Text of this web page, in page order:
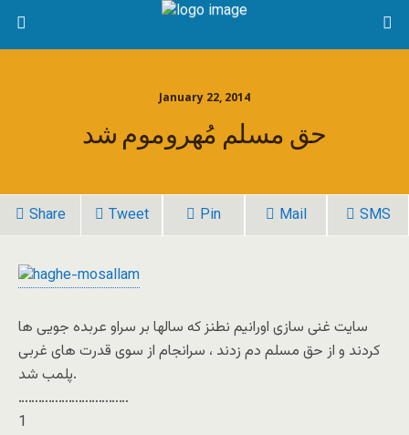
January 22, 2014
حق مسلم مُهروموم شد
Share Tweet Pin Mail SMS
سایت غنی سازی اورانیم نطنز که سالها بر سراو عربده جویی ها
کردند و از حق مسلم دم زدند ، سرانجام از سوی قدرت های غربی
پلمب شد.
……………………………
1